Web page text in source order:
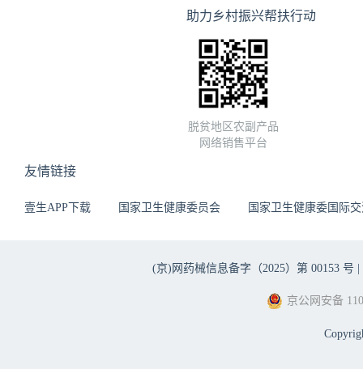
胰尾区域血管丰富、解剖变
免引发难以控制的大出血。
伤的关键。胰腺残端缝合必
合需严密确切。若胰腺残端
——绝对必要：必须放置双
位，保持引流通畅，术后可
肌修复与胸腔管理：膈肌切
出血。总结卵巢癌复杂脾切
理理由。
验证）。避免血管损伤：处
护直肠系膜下血管分支，确
口瘘的关键三引流管放置：
口附近放置开花引流（找时
通过吻合口的肛管进行内引
状，若出现鲜红色血液或粪
为浆液性且每日引流量
除后更换所有接触过肿瘤的
硝唑），术前1天清洁灌肠
进吻合口愈合。
助力乡村振兴帮扶行动
脱贫地区农副产品
网络销售平台
友情链接
壹生APP下载 国家卫生健康委员会 国家卫生健康委国际
(京)网药械信息备字（2025）第 00153 号 |
京公网安备